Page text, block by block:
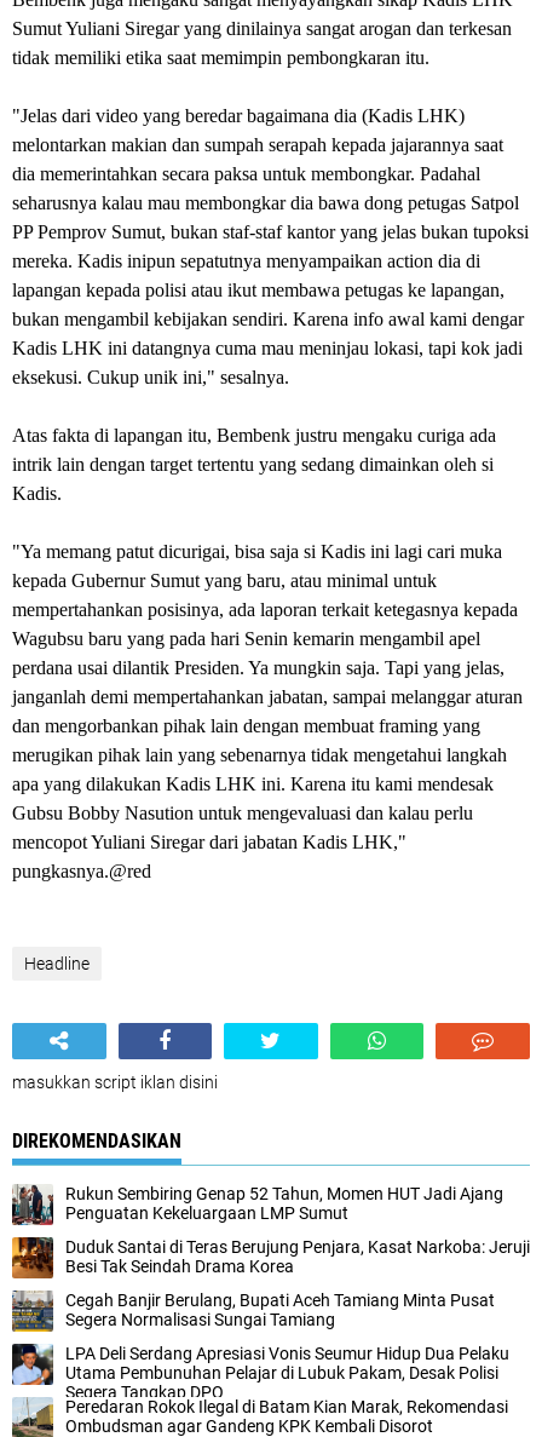
Sumut Yuliani Siregar yang dinilainya sangat arogan dan terkesan
tidak memiliki etika saat memimpin pembongkaran itu.
"Jelas dari video yang beredar bagaimana dia (Kadis LHK)
melontarkan makian dan sumpah serapah kepada jajarannya saat
dia memerintahkan secara paksa untuk membongkar. Padahal
seharusnya kalau mau membongkar dia bawa dong petugas Satpol
PP Pemprov Sumut, bukan staf-staf kantor yang jelas bukan tupoksi
mereka. Kadis inipun sepatutnya menyampaikan action dia di
lapangan kepada polisi atau ikut membawa petugas ke lapangan,
bukan mengambil kebijakan sendiri. Karena info awal kami dengar
Kadis LHK ini datangnya cuma mau meninjau lokasi, tapi kok jadi
eksekusi. Cukup unik ini," sesalnya.
Atas fakta di lapangan itu, Bembenk justru mengaku curiga ada
intrik lain dengan target tertentu yang sedang dimainkan oleh si
Kadis.
"Ya memang patut dicurigai, bisa saja si Kadis ini lagi cari muka
kepada Gubernur Sumut yang baru, atau minimal untuk
mempertahankan posisinya, ada laporan terkait ketegasnya kepada
Wagubsu baru yang pada hari Senin kemarin mengambil apel
perdana usai dilantik Presiden. Ya mungkin saja. Tapi yang jelas,
janganlah demi mempertahankan jabatan, sampai melanggar aturan
dan mengorbankan pihak lain dengan membuat framing yang
merugikan pihak lain yang sebenarnya tidak mengetahui langkah
apa yang dilakukan Kadis LHK ini. Karena itu kami mendesak
Gubsu Bobby Nasution untuk mengevaluasi dan kalau perlu
mencopot Yuliani Siregar dari jabatan Kadis LHK,"
pungkasnya.@red
Headline
masukkan script iklan disini
DIREKOMENDASIKAN
Rukun Sembiring Genap 52 Tahun, Momen HUT Jadi Ajang
Penguatan Kekeluargaan LMP Sumut
Duduk Santai di Teras Berujung Penjara, Kasat Narkoba: Jeruji
Besi Tak Seindah Drama Korea
Cegah Banjir Berulang, Bupati Aceh Tamiang Minta Pusat
Segera Normalisasi Sungai Tamiang
LPA Deli Serdang Apresiasi Vonis Seumur Hidup Dua Pelaku
Utama Pembunuhan Pelajar di Lubuk Pakam, Desak Polisi
Segera Tangkap DPO
Peredaran Rokok Ilegal di Batam Kian Marak, Rekomendasi
Ombudsman agar Gandeng KPK Kembali Disorot